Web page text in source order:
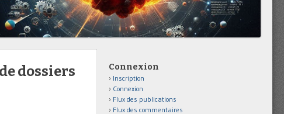
dossiers
Connexion
Inscription
Connexion
Flux des publications
Flux des commentaires